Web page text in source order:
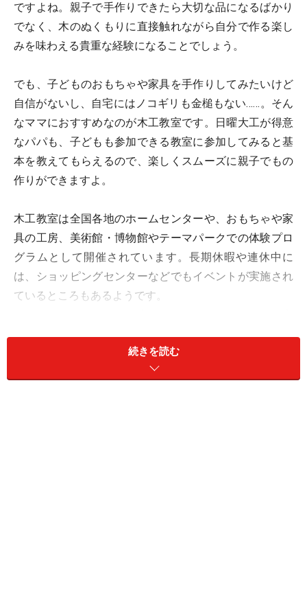
ですよね。親子で手作りできたら大切な品になるばかり
でなく、木のぬくもりに直接触れながら自分で作る楽し
みを味わえる貴重な経験になることでしょう。
でも、子どものおもちゃや家具を手作りしてみたいけど
自信がないし、自宅にはノコギリも金槌もない……。そん
なママにおすすめなのが木工教室です。日曜大工が得意
なパパも、子どもも参加できる教室に参加してみると基
本を教えてもらえるので、楽しくスムーズに親子でもの
作りができますよ。
木工教室は全国各地のホームセンターや、おもちゃや家
具の工房、美術館・博物館やテーマパークでの体験プロ
グラムとして開催されています。長期休暇や連休中に
は、ショッピングセンターなどでもイベントが実施され
ているところもあるようです。
をご紹介します。
>> ホームセンターで木工体験！
続きを読む